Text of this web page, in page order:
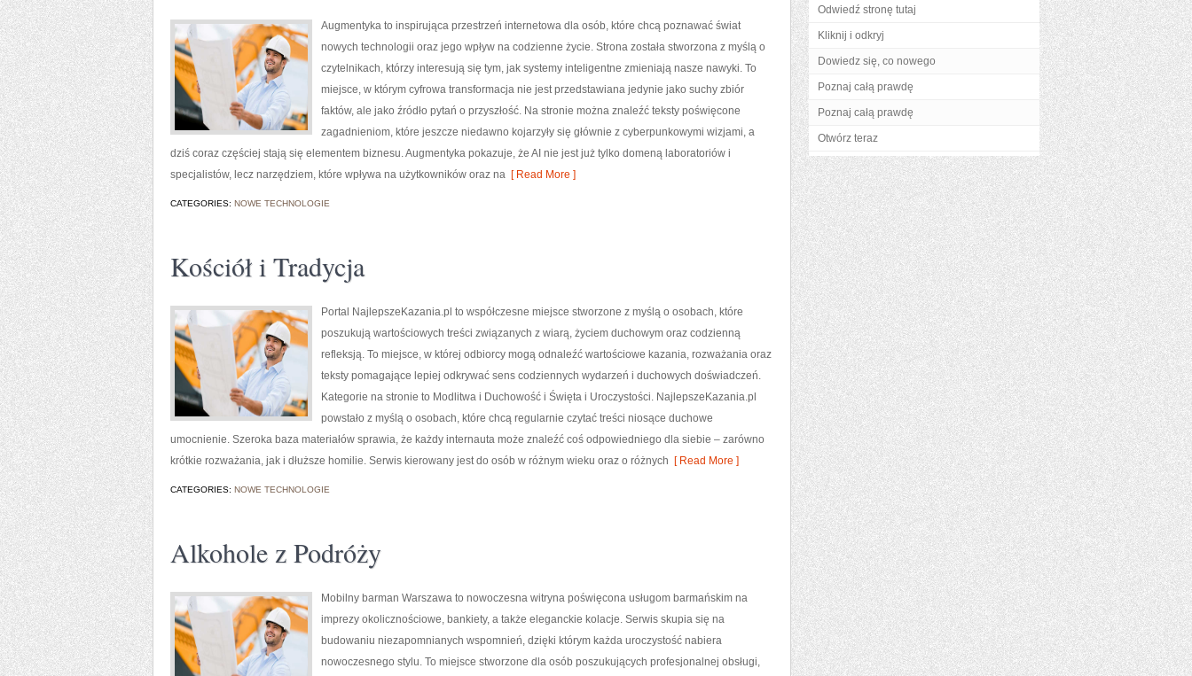
Augmentyka to inspirująca przestrzeń internetowa dla osób, które chcą poznawać świat
nowych technologii oraz jego wpływ na codzienne życie. Strona została stworzona z myślą o
czytelnikach, którzy interesują się tym, jak systemy inteligentne zmieniają nasze nawyki. To
miejsce, w którym cyfrowa transformacja nie jest przedstawiana jedynie jako suchy zbiór
faktów, ale jako źródło pytań o przyszłość. Na stronie można znaleźć teksty poświęcone
zagadnieniom, które jeszcze niedawno kojarzyły się głównie z cyberpunkowymi wizjami, a
dziś coraz częściej stają się elementem biznesu. Augmentyka pokazuje, że AI nie jest już tylko domeną laboratoriów i
specjalistów, lecz narzędziem, które wpływa na użytkowników oraz na [ Read More ]
CATEGORIES: NOWE TECHNOLOGIE
Kościół i Tradycja
Portal NajlepszeKazania.pl to współczesne miejsce stworzone z myślą o osobach, które
poszukują wartościowych treści związanych z wiarą, życiem duchowym oraz codzienną
refleksją. To miejsce, w której odbiorcy mogą odnaleźć wartościowe kazania, rozważania oraz
teksty pomagające lepiej odkrywać sens codziennych wydarzeń i duchowych doświadczeń.
Kategorie na stronie to Modlitwa i Duchowość i Święta i Uroczystości. NajlepszeKazania.pl
powstało z myślą o osobach, które chcą regularnie czytać treści niosące duchowe
umocnienie. Szeroka baza materiałów sprawia, że każdy internauta może znaleźć coś odpowiedniego dla siebie – zarówno
krótkie rozważania, jak i dłuższe homilie. Serwis kierowany jest do osób w różnym wieku oraz o różnych [ Read More ]
CATEGORIES: NOWE TECHNOLOGIE
Alkohole z Podróży
Mobilny barman Warszawa to nowoczesna witryna poświęcona usługom barmańskim na
imprezy okolicznościowe, bankiety, a także eleganckie kolacje. Serwis skupia się na
budowaniu niezapomnianych wspomnień, dzięki którym każda uroczystość nabiera
nowoczesnego stylu. To miejsce stworzone dla osób poszukujących profesjonalnej obsługi,
Odwiedź stronę tutaj
Kliknij i odkryj
Dowiedz się, co nowego
Poznaj całą prawdę
Poznaj całą prawdę
Otwórz teraz